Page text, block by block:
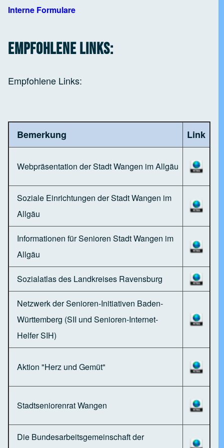
Interne Formulare
Empfohlene Links:
Empfohlene Links:
Bemerkung Link
Webpräsentation der Stadt Wangen im Allgäu
Soziale Einrichtungen der Stadt Wangen im
Allgäu
Informationen für Senioren Stadt Wangen im
Allgäu
Sozialatlas des Landkreises Ravensburg
Netzwerk der Senioren-Initiativen Baden-
Württemberg (SII und Senioren-Internet-
Helfer SIH)
Aktion "Herz und Gemüt"
Stadtseniorenrat Wangen
Die Bundesarbeitsgemeinschaft der